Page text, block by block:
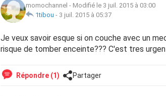
momochannel - Modifié le 3 juil. 2015 à 03:00
1tibou - 3 juil. 2015 à 05:37
Je veux savoir esque si on couche avec un
risque de tomber enceinte??? C'est tres
Répondre (1) Partager